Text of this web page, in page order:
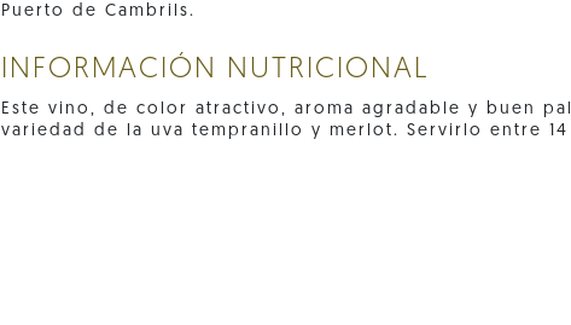
Puerto de Cambrils.
INFORMACIÓN NUTRICIONAL
Este vino, de color atractivo, aroma agradable y buen
variedad de la uva tempranillo y merlot. Servirlo entre 14